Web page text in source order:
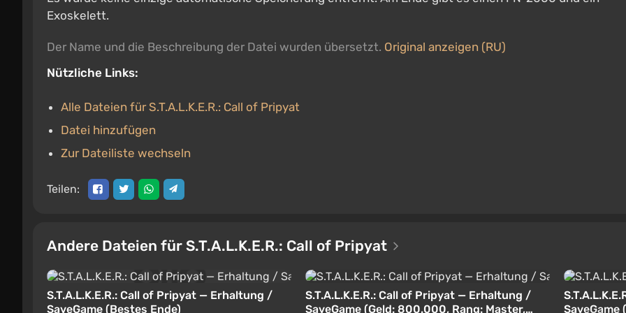
Exoskelett.
Der Name und die Beschreibung der Datei wurden übersetzt. Original anzeigen (RU)
Nützliche Links:
Alle Dateien für S.T.A.L.K.E.R.: Call of Pripyat
Datei hinzufügen
Zur Dateiliste wechseln
Teilen:
Andere Dateien für S.T.A.L.K.E.R.: Call of Pripyat
S.T.A.L.K.E.R.: Call of Pripyat — Erhaltung /
SaveGame (Bestes Ende)
S.T.A.L.K.E.R.: Call of Pripyat — Erhaltung /
SaveGame (Geld: 800.000, Rang: Master,
SaveGame